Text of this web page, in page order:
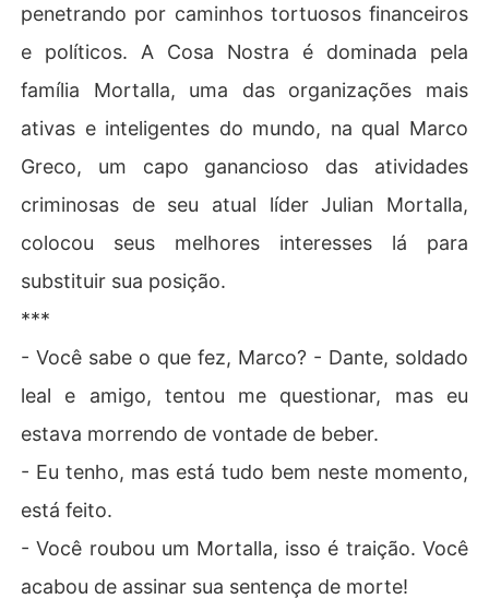
penetrando por caminhos tortuosos financeiros
e políticos. A Cosa Nostra é dominada pela
família Mortalla, uma das organizações mais
ativas e inteligentes do mundo, na qual Marco
Greco, um capo ganancioso das atividades
criminosas de seu atual líder Julian Mortalla,
colocou seus melhores interesses lá para
substituir sua posição.
***
- Você sabe o que fez, Marco? - Dante, soldado
leal e amigo, tentou me questionar, mas eu
estava morrendo de vontade de beber.
- Eu tenho, mas está tudo bem neste momento,
está feito.
- Você roubou um Mortalla, isso é traição. Você
acabou de assinar sua sentença de morte!